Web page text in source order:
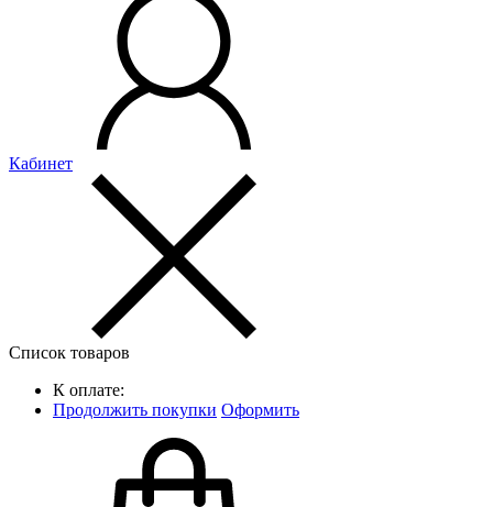
Кабинет
Список товаров
К оплате:
Продолжить покупки Оформить